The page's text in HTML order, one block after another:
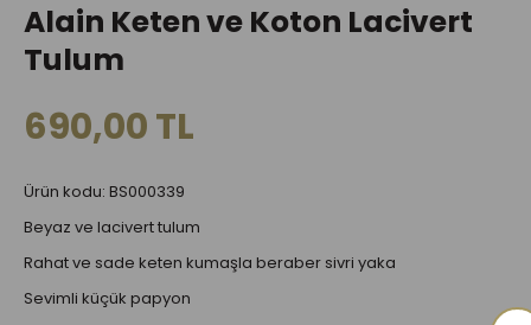
Alain Keten ve Koton Lacivert
Tulum
690,00 TL
Ürün kodu: BS000339
Beyaz ve lacivert tulum
Rahat ve sade keten kumaşla beraber sivri yaka
Sevimli küçük papyon